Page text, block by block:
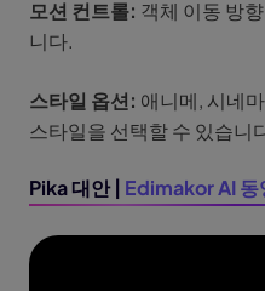
모션 컨트롤: 객체 이동 방
니다.
스타일 옵션: 애니메, 시네
스타일을 선택할 수 있습니
Pika 대안 | Edimakor AI 동